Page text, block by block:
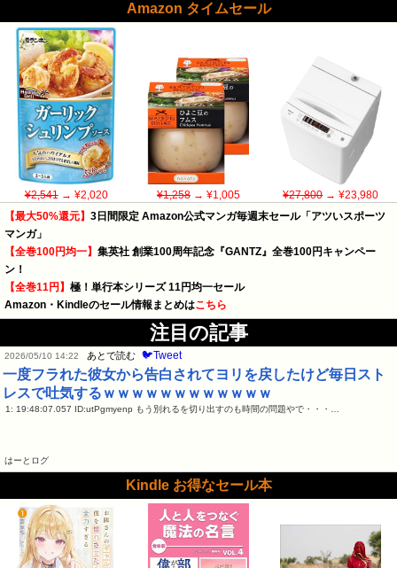
Amazon タイムセール
¥2,541→ ¥2,020 ¥1,258→ ¥1,005 ¥27,800→ ¥23,980
【最大50%還元】 3日間限定 Amazon公式マンガ毎週末セール「アツいスポーツ
マンガ」
【全巻100円均一】 集英社 創業100周年記念『GANTZ』全巻100円キャンペー
ン！
【全巻11円】 極！単行本シリーズ 11円均一セール
Amazon・Kindleのセール情報まとめはこちら
注目の記事
2026/05/10 14:22 あとで読む 🐦Tweet
一度フラれた彼女から告白されてヨリを戻したけど毎日スト
レスで吐気するｗｗｗｗｗｗｗｗｗｗｗｗ
1: 19:48:07.057 ID:utPgmyenp もう別れるを切り出すのも時間の問題やで・・・…
はーとログ
Kindle お得なセール本